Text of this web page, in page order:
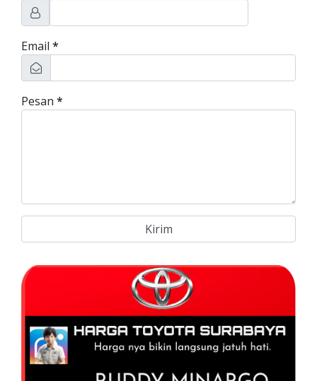
Email *
Pesan *